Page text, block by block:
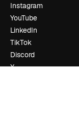
Instagram
YouTube
LinkedIn
TikTok
Discord
X